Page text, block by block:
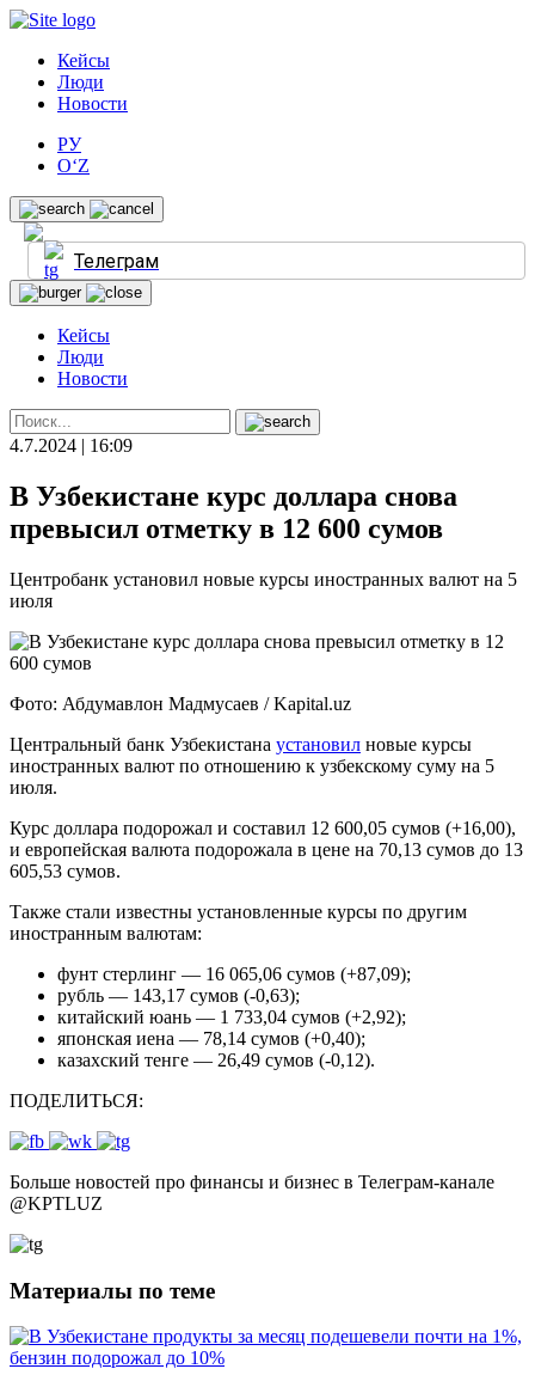
Кейсы
Люди
Новости
РУ
O‘Z
Телеграм
Кейсы
Люди
Новости
4.7.2024 | 16:09
В Узбекистане курс доллара снова
превысил отметку в 12 600 сумов
Центробанк установил новые курсы иностранных валют на 5
июля
Фото: Абдумавлон Мадмусаев / Kapital.uz
Центральный банк Узбекистана установил новые курсы
иностранных валют по отношению к узбекскому суму на 5
июля.
Курс доллара подорожал и составил 12 600,05 сумов (+16,00),
и европейская валюта подорожала в цене на 70,13 сумов до 13
605,53 сумов.
Также стали известны установленные курсы по другим
иностранным валютам:
фунт стерлинг — 16 065,06 сумов (+87,09);
рубль — 143,17 сумов (-0,63);
китайский юань — 1 733,04 сумов (+2,92);
японская иена — 78,14 сумов (+0,40);
казахский тенге — 26,49 сумов (-0,12).
ПОДЕЛИТЬСЯ:
Больше новостей про финансы и бизнес в Телеграм-канале
@KPTLUZ
Материалы по теме